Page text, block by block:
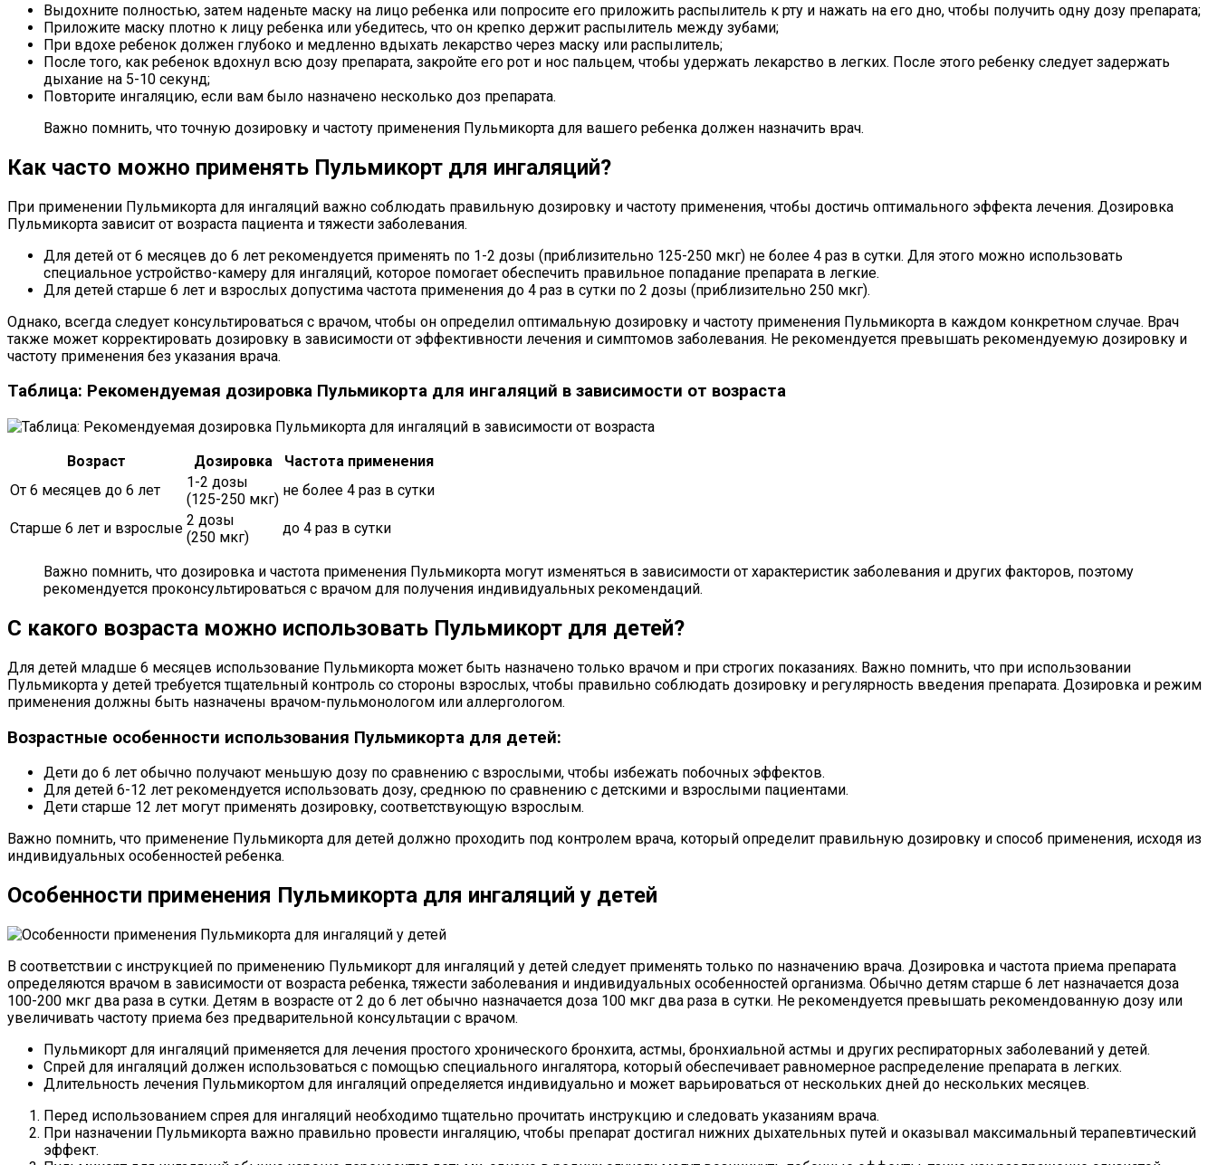
Выдохните полностью, затем наденьте маску на лицо ребенка или попросите его приложить распылитель к рту и нажать на его дно, чтобы получить одну дозу препарата;
Приложите маску плотно к лицу ребенка или убедитесь, что он крепко держит распылитель между зубами;
При вдохе ребенок должен глубоко и медленно вдыхать лекарство через маску или распылитель;
После того, как ребенок вдохнул всю дозу препарата, закройте его рот и нос пальцем, чтобы удержать лекарство в легких. После этого ребенку следует задержать
дыхание на 5-10 секунд;
Повторите ингаляцию, если вам было назначено несколько доз препарата.
Важно помнить, что точную дозировку и частоту применения Пульмикорта для вашего ребенка должен назначить врач.
Как часто можно применять Пульмикорт для ингаляций?
При применении Пульмикорта для ингаляций важно соблюдать правильную дозировку и частоту применения, чтобы достичь оптимального эффекта лечения. Дозировка
Пульмикорта зависит от возраста пациента и тяжести заболевания.
Для детей от 6 месяцев до 6 лет рекомендуется применять по 1-2 дозы (приблизительно 125-250 мкг) не более 4 раз в сутки. Для этого можно использовать
специальное устройство-камеру для ингаляций, которое помогает обеспечить правильное попадание препарата в легкие.
Для детей старше 6 лет и взрослых допустима частота применения до 4 раз в сутки по 2 дозы (приблизительно 250 мкг).
Однако, всегда следует консультироваться с врачом, чтобы он определил оптимальную дозировку и частоту применения Пульмикорта в каждом конкретном случае. Врач
также может корректировать дозировку в зависимости от эффективности лечения и симптомов заболевания. Не рекомендуется превышать рекомендуемую дозировку и
частоту применения без указания врача.
Таблица: Рекомендуемая дозировка Пульмикорта для ингаляций в зависимости от возраста
Возраст Дозировка
Частота применения
От 6 месяцев до 6 лет
1-2 дозы
(125-250 мкг)
не более 4 раз в сутки
Старше 6 лет и взрослые 2 дозы
(250 мкг)
до 4 раз в сутки
Важно помнить, что дозировка и частота применения Пульмикорта могут изменяться в зависимости от характеристик заболевания и других факторов, поэтому
рекомендуется проконсультироваться с врачом для получения индивидуальных рекомендаций.
С какого возраста можно использовать Пульмикорт для детей?
Для детей младше 6 месяцев использование Пульмикорта может быть назначено только врачом и при строгих показаниях. Важно помнить, что при использовании
Пульмикорта у детей требуется тщательный контроль со стороны взрослых, чтобы правильно соблюдать дозировку и регулярность введения препарата. Дозировка и режим
применения должны быть назначены врачом-пульмонологом или аллергологом.
Возрастные особенности использования Пульмикорта для детей:
Дети до 6 лет обычно получают меньшую дозу по сравнению с взрослыми, чтобы избежать побочных эффектов.
Для детей 6-12 лет рекомендуется использовать дозу, среднюю по сравнению с детскими и взрослыми пациентами.
Дети старше 12 лет могут применять дозировку, соответствующую взрослым.
Важно помнить, что применение Пульмикорта для детей должно проходить под контролем врача, который определит правильную дозировку и способ применения, исходя из
индивидуальных особенностей ребенка.
Особенности применения Пульмикорта для ингаляций у детей
В соответствии с инструкцией по применению Пульмикорт для ингаляций у детей следует применять только по назначению врача. Дозировка и частота приема препарата
определяются врачом в зависимости от возраста ребенка, тяжести заболевания и индивидуальных особенностей организма. Обычно детям старше 6 лет назначается доза
100-200 мкг два раза в сутки. Детям в возрасте от 2 до 6 лет обычно назначается доза 100 мкг два раза в сутки. Не рекомендуется превышать рекомендованную дозу или
увеличивать частоту приема без предварительной консультации с врачом.
Пульмикорт для ингаляций применяется для лечения простого хронического бронхита, астмы, бронхиальной астмы и других респираторных заболеваний у детей.
Спрей для ингаляций должен использоваться с помощью специального ингалятора, который обеспечивает равномерное распределение препарата в легких.
Длительность лечения Пульмикортом для ингаляций определяется индивидуально и может варьироваться от нескольких дней до нескольких месяцев.
Перед использованием спрея для ингаляций необходимо тщательно прочитать инструкцию и следовать указаниям врача.
При назначении Пульмикорта важно правильно провести ингаляцию, чтобы препарат достигал нижних дыхательных путей и оказывал максимальный терапевтический
эффект.